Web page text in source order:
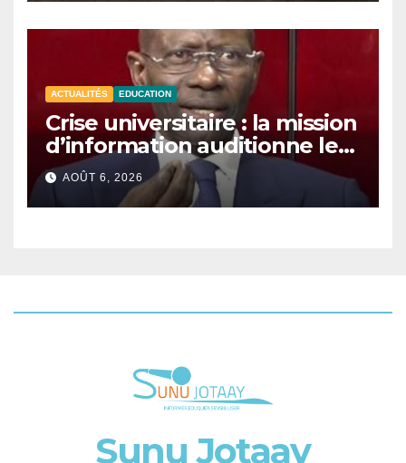
ACTUALITÉS EDUCATION
Crise universitaire : la mission
d’information auditionne le
ministre Boubacar Camara.
AOÛT 6, 2026
Sunu Jotaay